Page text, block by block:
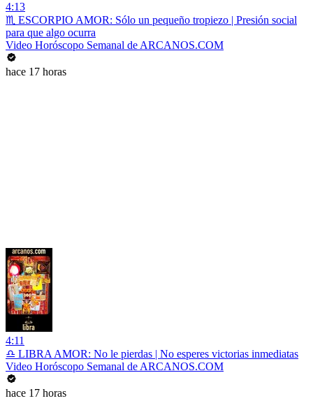
4:13
♏ ESCORPIO AMOR: Sólo un pequeño tropiezo | Presión social
para que algo ocurra
Video Horóscopo Semanal de ARCANOS.COM
hace 17 horas
4:11
♎ LIBRA AMOR: No le pierdas | No esperes victorias inmediatas
Video Horóscopo Semanal de ARCANOS.COM
hace 17 horas